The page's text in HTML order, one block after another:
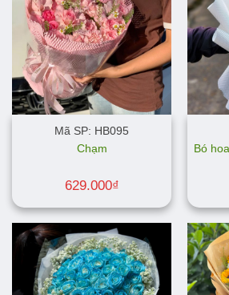
Mã SP: HB095
Chạm
629.000₫
Bó